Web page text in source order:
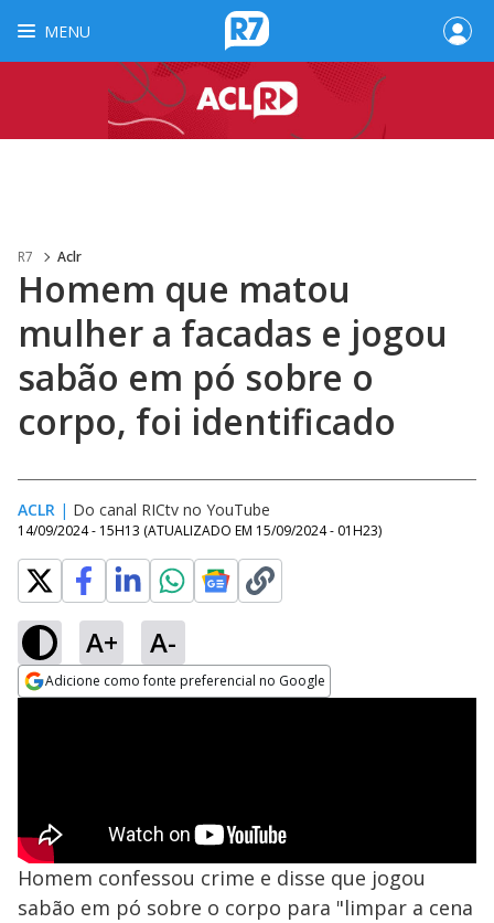
MENU
R7 Aclr
Homem que matou
mulher a facadas e jogou
sabão em pó sobre o
corpo, foi identificado
ACLR | Do canal RICtv no YouTube
14/09/2024 - 15H13 (ATUALIZADO EM 15/09/2024 - 01H23)
A+ A-
Adicione como fonte preferencial no Google
Homem confessou crime e disse que jogou
sabão em pó sobre o corpo para "limpar a cena